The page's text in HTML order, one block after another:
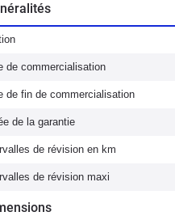
de commercialisation
de fin de commercialisation
de la garantie
de révision en km
de révision maxi